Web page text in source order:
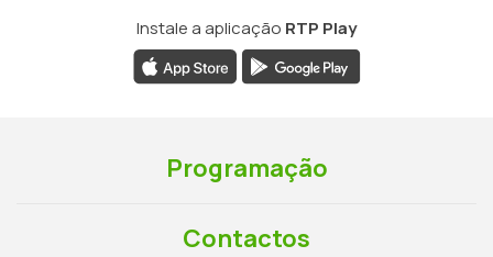
Instale a aplicação RTP Play
Programação
Contactos